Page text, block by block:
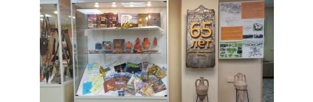
Шахтами
06 августа 2026 15:20
Александр Брод – о
современных подходах к